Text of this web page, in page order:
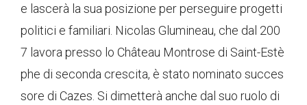
e lascerà la sua posizione per perseguire progetti
politici e familiari. Nicolas Glumineau, che dal 200
7 lavora presso lo Château Montrose di Saint-Estè
phe di seconda crescita, è stato nominato succes
sore di Cazes. Si dimetterà anche dal suo ruolo di